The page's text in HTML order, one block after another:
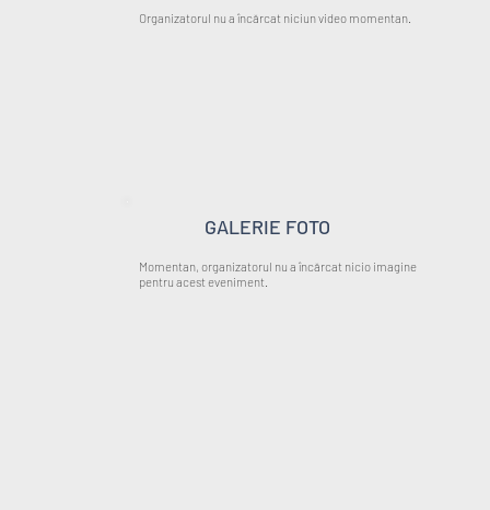
Organizatorul nu a încărcat niciun video momentan.
GALERIE FOTO
Momentan, organizatorul nu a încărcat nicio imagine
pentru acest eveniment.